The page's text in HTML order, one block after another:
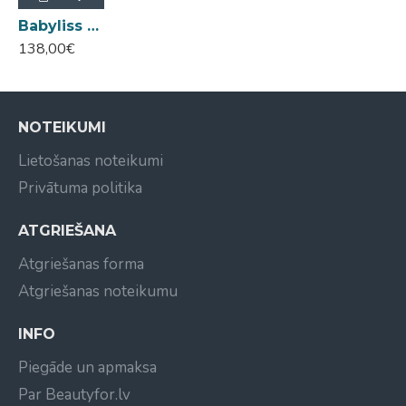
Babyliss Pro Vulcano-HQ matu fēns 2400W
138,00€
NOTEIKUMI
Lietošanas noteikumi
Privātuma politika
ATGRIEŠANA
Atgriešanas forma
Atgriešanas noteikumu
INFO
Piegāde un apmaksa
Par Beautyfor.lv